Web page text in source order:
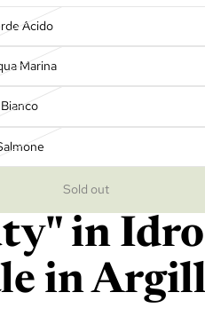
Acido
Marina
Bianco
Sold out
in
in